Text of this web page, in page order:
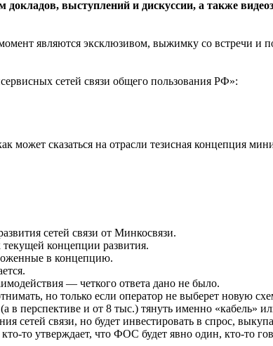
выступлений и дискуссии, а также
являются эксклюзивом, выжимку со встречи и
сетей связи общего пользования РФ»:
сказаться на отрасли тезисная концепция
сетей связи от Минкосвязи.
концепции развития.
в концепцию.
— четкого ответа дано не было.
но только если оператор не выберет новую
перспективе и от 8 тыс.) тянуть именно «кабель»
сетей связи, но будет инвестировать в спрос,
то утверждает, что ФОС будет явно один, кто-то